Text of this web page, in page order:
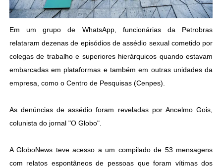
Em um grupo de WhatsApp, funcionárias da Petrobras
relataram dezenas de episódios de assédio sexual cometido por
colegas de trabalho e superiores hierárquicos quando estavam
embarcadas em plataformas e também em outras unidades da
empresa, como o Centro de Pesquisas (Cenpes).
As denúncias de assédio foram reveladas por Ancelmo Gois,
colunista do jornal "O Globo".
A GloboNews teve acesso a um compilado de 53 mensagens
com relatos espontâneos de pessoas que foram vítimas dos